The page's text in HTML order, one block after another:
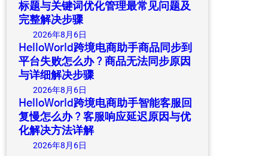
标题与关键词优化管理最常见问题及
完整解决步骤
2026年8月6日
HelloWorld跨境电商助手商品同步到
平台失败怎么办？商品无法同步原因
与详细解决步骤
2026年8月6日
HelloWorld跨境电商助手智能客服回
复慢怎么办？客服响应延迟原因与优
化解决方法详解
2026年8月6日